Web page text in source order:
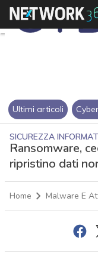
Ultimi articoli
SICUREZZA
Ransomware,
ripristino dati
Home Malware E